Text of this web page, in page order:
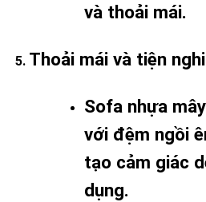
và thoải mái.
Thoải mái và tiện nghi
Sofa nhựa
với đệm ngồi
tạo cảm giác
dụng.